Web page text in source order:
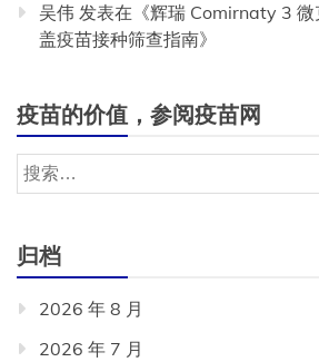
吴伟 发表在《辉瑞 Comirnaty 3
盖疫苗接种筛查指南》
疫苗的价值，参阅疫苗网
搜
索：
归档
2026 年 8 月
2026 年 7 月